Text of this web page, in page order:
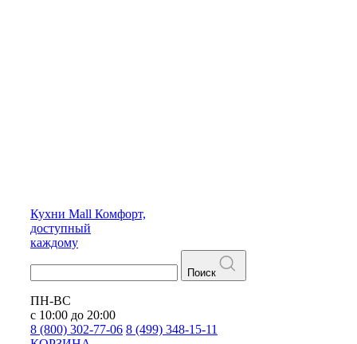
Кухни Mall Комфорт,
доступный
каждому
Поиск
ПН-ВС
с 10:00 до 20:00
8 (800) 302-77-06 8 (499) 348-15-11